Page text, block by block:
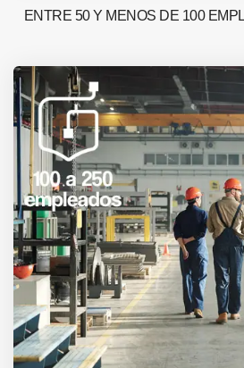
ENTRE 50 Y MENOS DE 100